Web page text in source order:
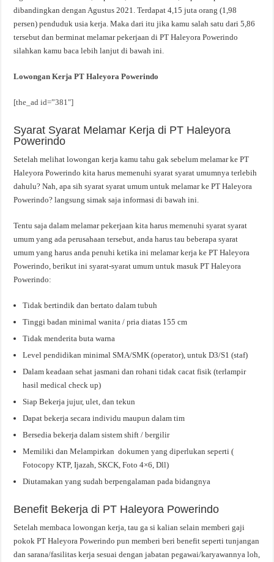
dibandingkan dengan Agustus 2021. Terdapat 4,15 juta orang (1,98
persen) penduduk usia kerja. Maka dari itu jika kamu salah satu dari 5,86
tersebut dan berminat melamar pekerjaan di PT Haleyora Powerindo
silahkan kamu baca lebih lanjut di bawah ini.
Lowongan Kerja PT Haleyora Powerindo
[the_ad id=”381″]
Syarat Syarat Melamar Kerja di PT Haleyora
Powerindo
Setelah melihat lowongan kerja kamu tahu gak sebelum melamar ke PT
Haleyora Powerindo kita harus memenuhi syarat syarat umumnya terlebih
dahulu? Nah, apa sih syarat syarat umum untuk melamar ke PT Haleyora
Powerindo? langsung simak saja informasi di bawah ini.
Tentu saja dalam melamar pekerjaan kita harus memenuhi syarat syarat
umum yang ada perusahaan tersebut, anda harus tau beberapa syarat
umum yang harus anda penuhi ketika ini melamar kerja ke PT Haleyora
Powerindo, berikut ini syarat-syarat umum untuk masuk PT Haleyora
Powerindo:
Tidak bertindik dan bertato dalam tubuh
Tinggi badan minimal wanita / pria diatas 155 cm
Tidak menderita buta warna
Level pendidikan minimal SMA/SMK (operator), untuk D3/S1 (staf)
Dalam keadaan sehat jasmani dan rohani tidak cacat fisik (terlampir
hasil medical check up)
Siap Bekerja jujur, ulet, dan tekun
Dapat bekerja secara individu maupun dalam tim
Bersedia bekerja dalam sistem shift / bergilir
Memiliki dan Melampirkan dokumen yang diperlukan seperti (
Fotocopy KTP, Ijazah, SKCK, Foto 4×6, Dll)
Diutamakan yang sudah berpengalaman pada bidangnya
Benefit Bekerja di PT Haleyora Powerindo
Setelah membaca lowongan kerja, tau ga si kalian selain memberi gaji
pokok PT Haleyora Powerindo pun memberi beri benefit seperti tunjangan
dan sarana/fasilitas kerja sesuai dengan jabatan pegawai/karyawannya loh,